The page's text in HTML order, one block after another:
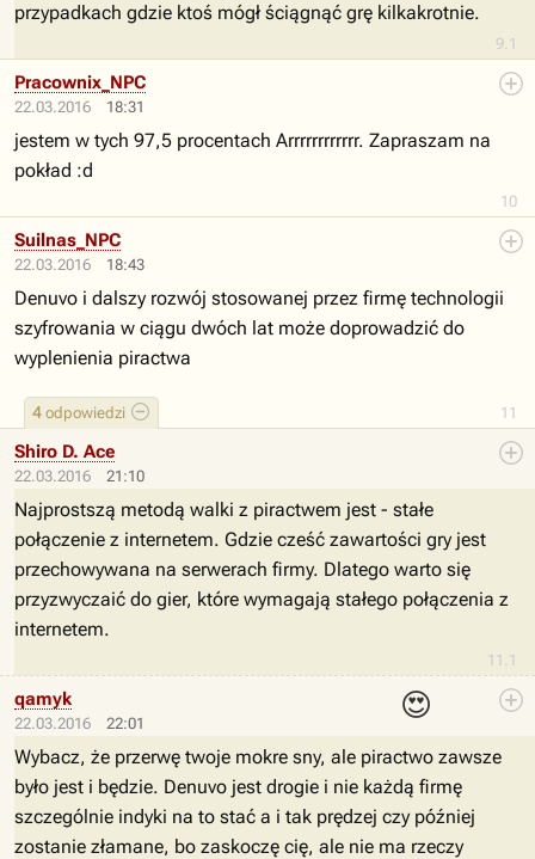
9.1
przypadkach gdzie ktoś mógł ściągnąć grę kilkakrotnie.
22.03.2016 18:31
10
Pracownix_NPC
jestem w tych 97,5 procentach Arrrrrrrrrrrr. Zapraszam na
pokład :d
22.03.2016 18:43
11
4 odpowiedzi
Suilnas_NPC
Denuvo i dalszy rozwój stosowanej przez firmę technologii
szyfrowania w ciągu dwóch lat może doprowadzić do
wyplenienia piractwa
22.03.2016 21:10
11.1
Shiro D. Ace
Najprostszą metodą walki z piractwem jest - stałe
połączenie z internetem. Gdzie cześć zawartości gry jest
przechowywana na serwerach firmy. Dlatego warto się
przyzwyczaić do gier, które wymagają stałego połączenia z
internetem.
22.03.2016 22:01
😍
qamyk
Wybacz, że przerwę twoje mokre sny, ale piractwo zawsze
było jest i będzie. Denuvo jest drogie i nie każdą firmę
szczególnie indyki na to stać a i tak prędzej czy później
zostanie złamane, bo zaskoczę cię, ale nie ma rzeczy